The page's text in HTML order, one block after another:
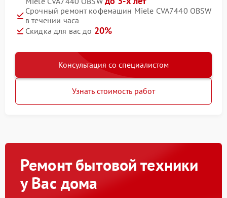
Срочный ремонт кофемашин Miele CVA7440 OBSW
в течении часа
Скидка для вас до 20%
Консультация со специалистом
Узнать стоимость работ
Ремонт бытовой техники
у Вас дома